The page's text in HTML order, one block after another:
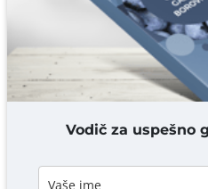
DODAJ
Vodič za uspešno